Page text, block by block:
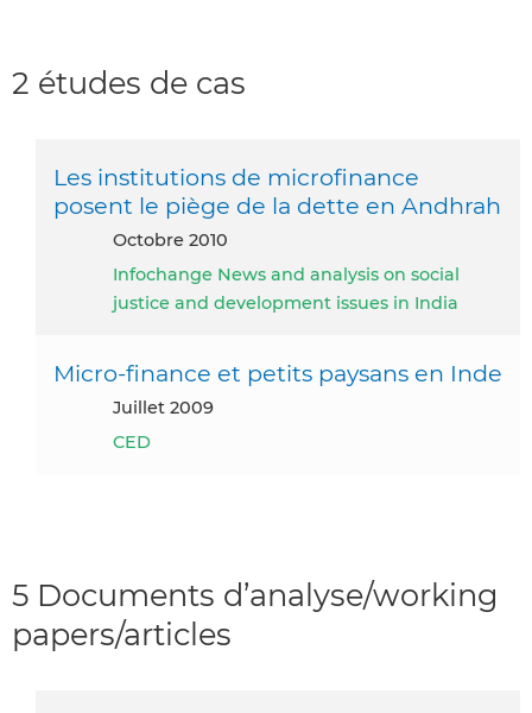
2 études de cas
Les institutions de microfinance
posent le piège de la dette en Andhrah
octobre 2010
Infochange News and analysis on social
justice and development issues in India
Micro-finance et petits paysans en Inde
juillet 2009
CED
5 Documents d’analyse/working
papers/articles